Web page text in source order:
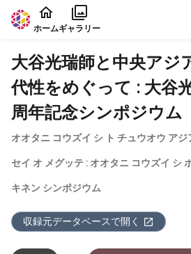
本文に飛ぶ
ホームギャラリー
大谷光瑞師と中央アジ
代性をめぐって : 大谷
周年記念シンポジウム
オオタニ コウズイ シ ト チュウオウ アジ
セイ オ メグッテ : オオタニ コウズイ シ
キネン シンポジウム
収録元データベースで開く